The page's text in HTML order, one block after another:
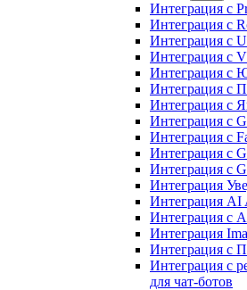
Интеграция с
Интеграция с
Интеграция с
Интеграция с
Интеграция с
Интеграция с
Интеграция с
Интеграция с
Интеграция с
Интеграция с
Интеграция с
Интеграция
Интеграция AI
Интеграция с
Интеграция
Интеграция с
Интеграция с
для чат-ботов